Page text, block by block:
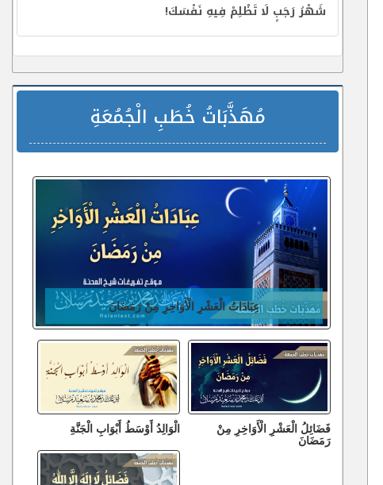
شَهْرُ رَجَبٍ لَا تَظْلِمْ فِيهِ نَفْسَكَ!
مُهَذَّبَاتُ خُطَبِ الْجُمُعَةِ
عِبَادَاتُ الْعَشْرِ الْأَوَاخِرِ مِنْ رَمَضَانَ
فَضَائِلُ الْعَشْرِ الْأَوَاخِرِ مِنْ
رَمَضَانَ
الْوَالِدُ أَوْسَطُ أَبْوَابِ الْجَنَّةِ